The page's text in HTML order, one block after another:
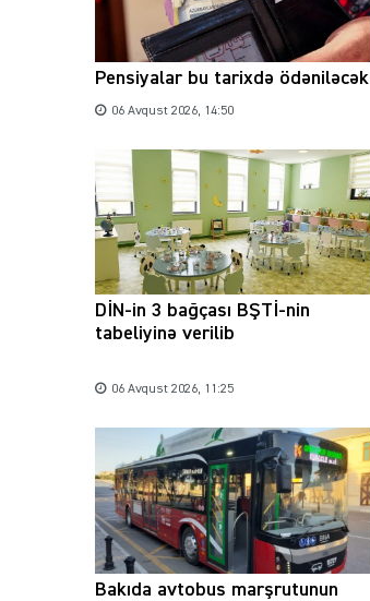
Pensiyalar bu tarixdə ödəniləcək
06 Avqust 2026, 14:50
DİN-in 3 bağçası BŞTİ-nin
tabeliyinə verilib
06 Avqust 2026, 11:25
Bakıda avtobus marşrutunun